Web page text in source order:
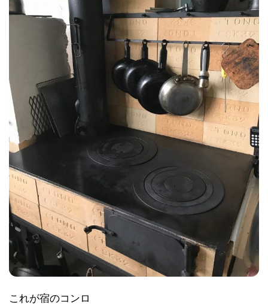
これが宿のコンロ